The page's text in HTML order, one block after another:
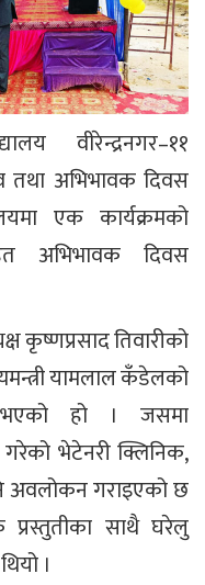
वीरेन्द्रनगर–११
तथा अभिभावक दिवस
एक कार्यक्रमको
अभिभावक दिवस
कृष्णप्रसाद तिवारीको
यामलाल कँडेलको
भएको हो । जसमा
भेटेनरी क्लिनिक,
अवलोकन गराइएको छ
प्रस्तुतीका साथै घरेलु
।